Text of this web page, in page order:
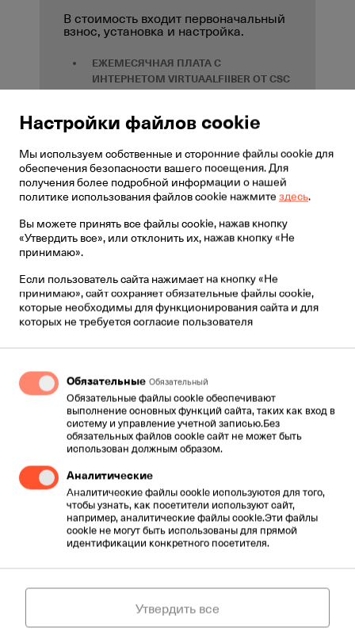
В стоимость входит первоначальный
взнос, установка и настройка.
ЕЖЕМЕСЯЧНАЯ ПЛАТА С
ИНТЕРНЕТОМ VIRTUAALFIIBER ОТ CSC
TELECOM49€: включает в себя 10/10
статическим IP адресом и WiFi.
интернета и услуга TV
ЕЖЕМЕСЯЧНАЯ ПЛАТА БЕЗ
ИНТЕРНЕТА20€: у вас должен быть
ДВЕ КАМЕРЫ: Dahua камеры с
УСТРОЙСТВО ДЛЯ ЗАПИСИ:
Устройство для записи объёмом 1 TB,
которое поддерживает изображение с 8
камер
УМНАЯ ОХРАНА: Видео изображение в
просмотра видеозаписей в телефоне,
планшете или на компьютере
УДАЛЕННОЕ ОБСЛУЖИВАНИЕ:
обеспечивает постоянную исправность
системы
Отправить запрос
Цены действительны с договором
на 24 месяца.
Настройки файлов cookie
Мы используем собственные и сторонние файлы cookie для
обеспечения безопасности вашего посещения. Для
получения более подробной информации о нашей
политике использования файлов cookie нажмитездесь.
Вы можете принять все файлы cookie, нажав кнопку
«Утвердить все», или отклонить их, нажав кнопку «Не
принимаю».
Если пользователь сайта нажимает на кнопку «Не
принимаю», сайт сохраняет обязательные файлы cookie,
которые необходимы для функционирования сайта и для
которых не требуется согласие пользователя
Обязательные Обязательный
Обязательные файлы cookie обеспечивают
выполнение основных функций сайта, таких как вход в
систему и управление учетной записью.Без
обязательных файлов cookie сайт не может быть
использован должным образом.
Аналитические
Аналитические файлы cookie используются для того,
чтобы узнать, как посетители используют сайт,
например, аналитические файлы cookie.Эти файлы
cookie не могут быть использованы для прямой
идентификации конкретного посетителя.
Утвердить все